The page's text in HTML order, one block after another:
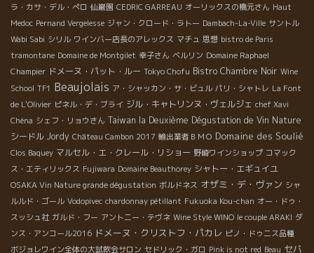
ラ・カサ・デル・ぺロ 仙巌園 CEDRIC GARREAU オーリックスの橋元さん Haut
Medoc Pernand Vergelesse ジャン・クロード・ラトー Dambach-La-Ville サントル
Wabi Sabi シリル ワインバー店長のアレックス マチュ 思想 bistro de Paris
tramontane Domaine de Montgilet 幸子さん ベルリン Domaine Raphael
Champier ドメーヌ・パット・ルー Tokyo Chofu Bistro Chambre Noir Wine
School TF1 Beaujolais ア・シャッカン・サ・ビュル パリ・シャトレ La Font
de L'Olivier ピネル・デ・ブライ ジル・キャトリンヌ・ヴェルジェ chef Xavi
Chéna シェフ・リョウさん Taiwan la Deuxième Dégustation de Vin Nature
シードル Jordy Château Cambon 2017 輸出業者ＢＭＯ Domaine des Soulié
Clos Baquey マルセル・エ・クレール・リショー 野崎ワインショップ コマック
ス・エティリックス Fujiwara Domaine Beauthorey シャトー・エギュイユ
OSAKA Vin Nature grande dégustation ボルドネス オザミ・デ・ヴァン シャ
ルルド・ゴール Vodopivec chardonnay pétillant Fukuoka Kou-chan オー・ドゥ・
スッシュ社 ガルド・フー アントニー・テヴネ Wine Style WINO le couple ARAKI ダ
ンス・アンコール2016 ドメーヌ・クリストフ・パカレ ピノ・ドゥニス品種
ボジョレワイン全体の大試飲会サロン セドリック・ガロ Pink is not red Beau セバ